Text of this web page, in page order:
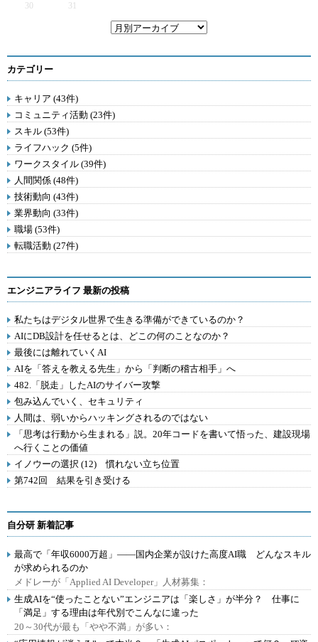
30
31
カテゴリー
キャリア (43件)
コミュニティ活動 (23件)
スキル (53件)
ライフハック (5件)
ワークスタイル (39件)
人間関係 (48件)
技術動向 (43件)
業界動向 (33件)
職場 (53件)
転職活動 (27件)
エンジニアライフ 最新の投稿
私たちはデジタル世界で生きる準備ができているのか？
AIにDB設計を任せるとは、どこの何のことなのか？
最後には離れていくAI
AIを「答えを教える先生」から「判断の稽古相手」へ
482.「脱走」したAIのサイバー攻撃
包み込んでいく、セキュリティ
人間は、弱いからハッキングされるのではない
「思考は行動から生まれる」説。20年コードを書いて悟った、建設現場
へ行くことの価値
イノウーの選択 (12) 慣れない立ち位置
第742回 結果を引き受ける
自分研 新着記事
最高で「年収6000万超」――国内企業が設けた高度AI職 どんなスキル
が求められるのか
メドレーが「Applied AI Developer」人材募集：
生成AIを“使ったことない”エンジニアは「楽しさ」が半分？ 仕事に
「満足」する理由は年代別でこんなに違った
20～30代が最も「やや不満」が多い：